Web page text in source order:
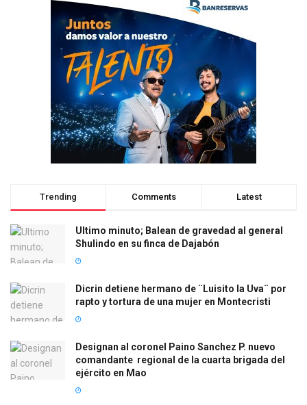
Trending Comments Latest
Ultimo minuto; Balean de gravedad al general
Shulindo en su finca de Dajabón
Dicrin detiene hermano de ¨Luisito la Uva¨ por
rapto y tortura de una mujer en Montecristi
Designan al coronel Paino Sanchez P. nuevo
comandante regional de la cuarta brigada del
ejército en Mao